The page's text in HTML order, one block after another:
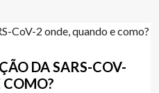
DA SARS-COV-
COMO?